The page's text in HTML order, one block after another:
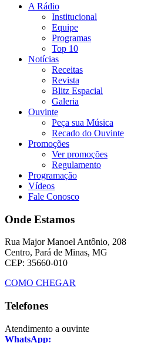
A Rádio
Institucional
Equipe
Programas
Top 10
Notícias
Receitas
Revista
Blitz Espacial
Galeria
Ouvinte
Peça sua Música
Recado do Ouvinte
Promoções
Ver promoções
Regulamento
Programação
Vídeos
Fale Conosco
Onde Estamos
Rua Major Manoel Antônio, 208
Centro, Pará de Minas, MG
CEP: 35660-010
COMO CHEGAR
Telefones
Atendimento a ouvinte
WhatsApp: